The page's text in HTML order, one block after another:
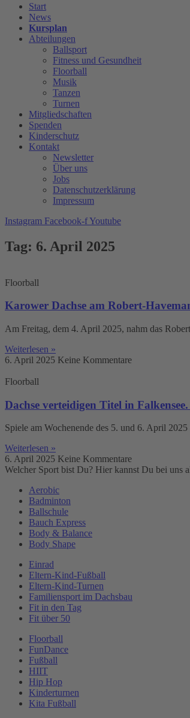
Start
News
Kursplan
Abteilungen
Ballsport
Fitness und Gesundheit
Floorball
Musik
Tanzen
Turnen
Mitgliedschaften
Spenden
Kinderschutz
Kontakt
Newsletter
Über uns
Jobs
Datenschutzerklärung
Impressum
Instagram Facebook-fYoutube
Tag: 6. April 2025
Floorball
Karower Dachse am Robert-
Am Freitag, dem 4. April 2025, nahm das
Weiterlesen »
6. April 2025 Keine Kommentare
Floorball
Dachse verteidigen Titel in
Spiele am Wochenende des 5. und 6. April
Weiterlesen »
6. April 2025 Keine Kommentare
Welcher Sport bist Du? Hier kannst Du bei uns
Aerobic
Badminton
Ballschule
Bauch Express
Body & Balance
Body Shape
Einrad
Eltern-Kind-Fußball
Eltern-Kind-Turnen
Familiensport im Dachsbau
Fit in den Tag
Fit über 50
Floorball
FunDance
Fußball
HIIT
Hip Hop
Kinderturnen
Kita Fußball